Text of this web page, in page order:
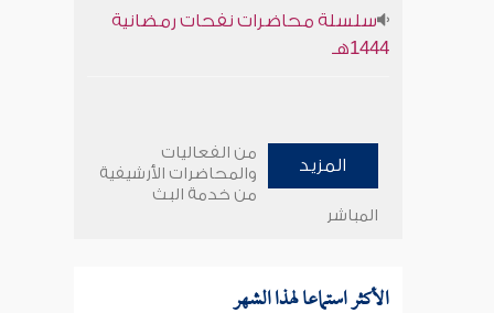
سلسلة محاضرات نفحات رمضانية
1444هـ
المزيد
من الفعاليات
والمحاضرات الأرشيفية
من خدمة البث
المباشر
الأكثر استماعا لهذا الشهر